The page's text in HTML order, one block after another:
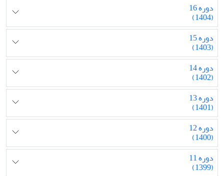
دوره 16
(1404)
دوره 15
(1403)
دوره 14
(1402)
دوره 13
(1401)
دوره 12
(1400)
دوره 11
(1399)